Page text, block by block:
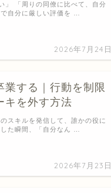
2026年7月24日
」 「周りの同僚に比べて、自分
自分に厳しい評価を …
業する｜行動を制限
キを外す方法
2026年7月23日
スキルを発信して、誰かの役に
た瞬間、「自分なん …